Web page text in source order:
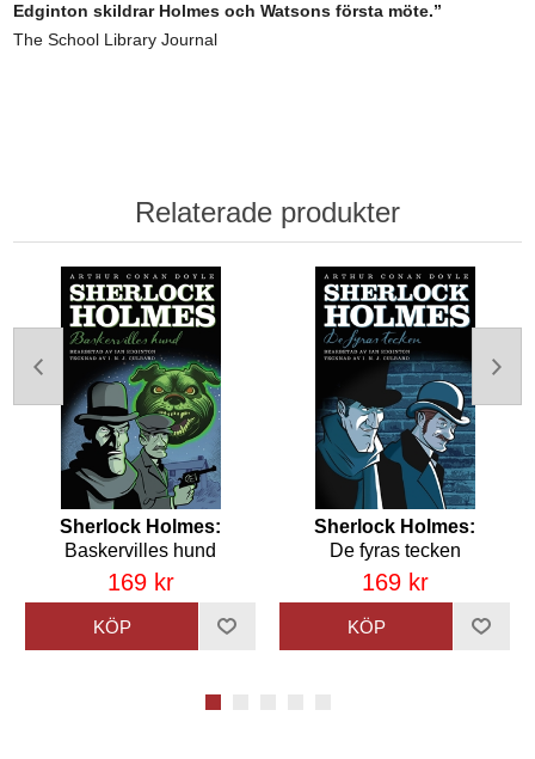
Edginton skildrar Holmes och Watsons första möte.”
The School Library Journal
Relaterade produkter
Sherlock Holmes:
Baskervilles hund
169 kr
Sherlock Holmes:
De fyras tecken
169 kr